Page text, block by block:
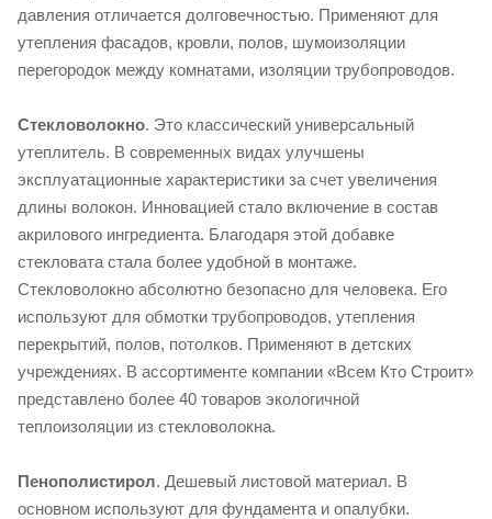
давления отличается долговечностью. Применяют для
утепления фасадов, кровли, полов, шумоизоляции
перегородок между комнатами, изоляции трубопроводов.
Стекловолокно. Это классический универсальный
утеплитель. В современных видах улучшены
эксплуатационные характеристики за счет увеличения
длины волокон. Инновацией стало включение в состав
акрилового ингредиента. Благодаря этой добавке
стекловата стала более удобной в монтаже.
Стекловолокно абсолютно безопасно для человека. Его
используют для обмотки трубопроводов, утепления
перекрытий, полов, потолков. Применяют в детских
учреждениях. В ассортименте компании «Всем Кто Строит»
представлено более 40 товаров экологичной
теплоизоляции из стекловолокна.
Пенополистирол. Дешевый листовой материал. В
основном используют для фундамента и опалубки.